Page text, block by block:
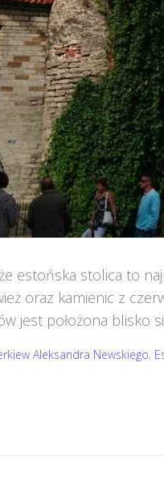
estońska stolica to
oraz kamienic z
jest położona blisko
Aleksandra Newskiego,